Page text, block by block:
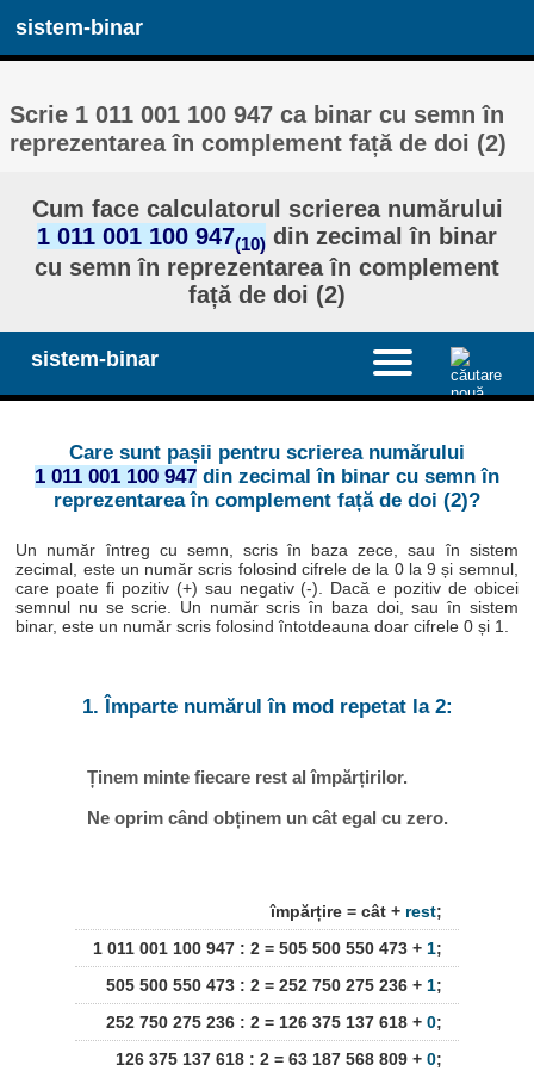
sistem-binar
Scrie 1 011 001 100 947 ca binar cu semn în
reprezentarea în complement față de doi (2)
Cum face calculatorul scrierea numărului
1 011 001 100 947(10) din zecimal în binar
cu semn în reprezentarea în complement
față de doi (2)
sistem-binar
Care sunt pașii pentru scrierea numărului
1 011 001 100 947 din zecimal în binar cu semn în
reprezentarea în complement față de doi (2)?
Un număr întreg cu semn, scris în baza zece, sau în sistem
zecimal, este un număr scris folosind cifrele de la 0 la 9 și semnul,
care poate fi pozitiv (+) sau negativ (-). Dacă e pozitiv de obicei
semnul nu se scrie. Un număr scris în baza doi, sau în sistem
binar, este un număr scris folosind întotdeauna doar cifrele 0 și 1.
1. Împarte numărul în mod repetat la 2:
Ținem minte fiecare rest al împărțirilor.
Ne oprim când obținem un cât egal cu zero.
împărțire = cât + rest;
1 011 001 100 947 : 2 = 505 500 550 473 + 1;
505 500 550 473 : 2 = 252 750 275 236 + 1;
252 750 275 236 : 2 = 126 375 137 618 + 0;
126 375 137 618 : 2 = 63 187 568 809 + 0;